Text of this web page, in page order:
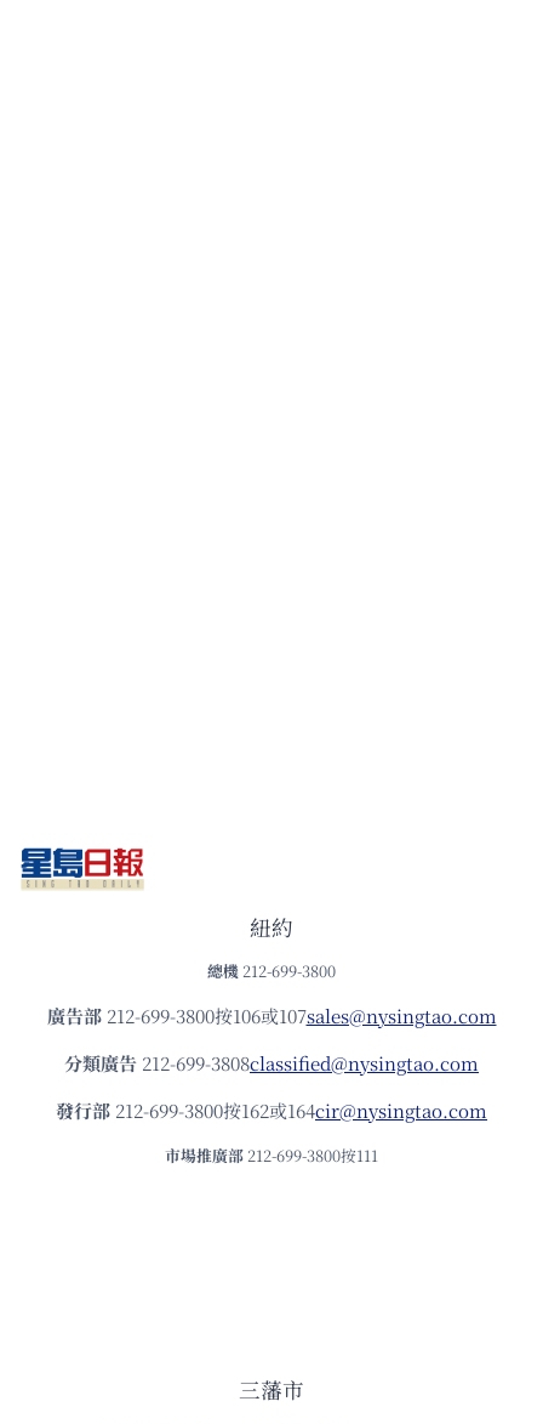
紐約
總機 212-699-3800
廣告部212-699-3800按106或107sales@nysingtao.com
分類廣告 212-699-3808classified@nysingtao.com
發⾏部 212-699-3800按162或164cir@nysingtao.com
市場推廣部 212-699-3800按111
三藩市